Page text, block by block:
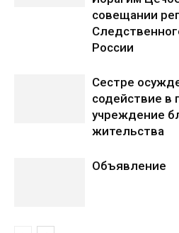
совещании
России
Сестре
содействие в
учреждение
жительства
Объявление